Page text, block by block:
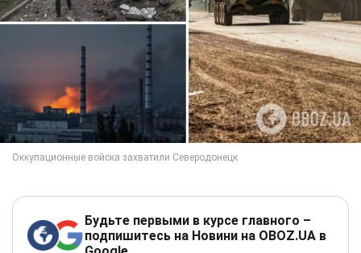
Будьте первыми в курсе главного –
подпишитесь на Новини на OBOZ.UA в